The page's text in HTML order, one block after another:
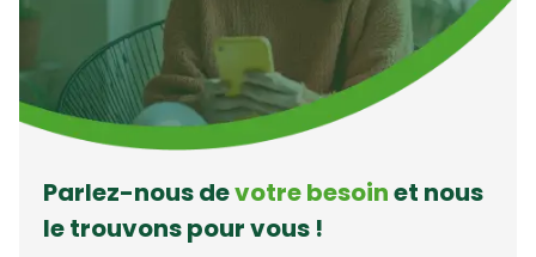
Parlez-nous devotre besoinet nous
le trouvons pour vous !